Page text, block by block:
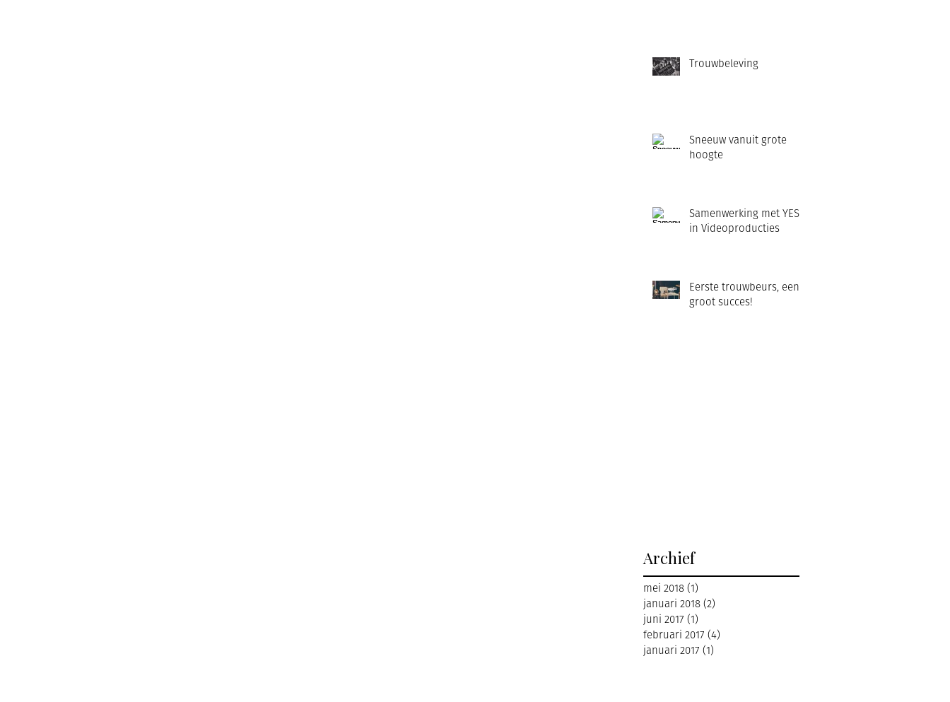
Trouwbeleving
Sneeuw vanuit grote
hoogte
Samenwerking met YES
in Videoproducties
Eerste trouwbeurs, een
groot succes!
Archief
mei 2018 (1)
januari 2018 (2)
juni 2017 (1)
februari 2017 (4)
januari 2017 (1)